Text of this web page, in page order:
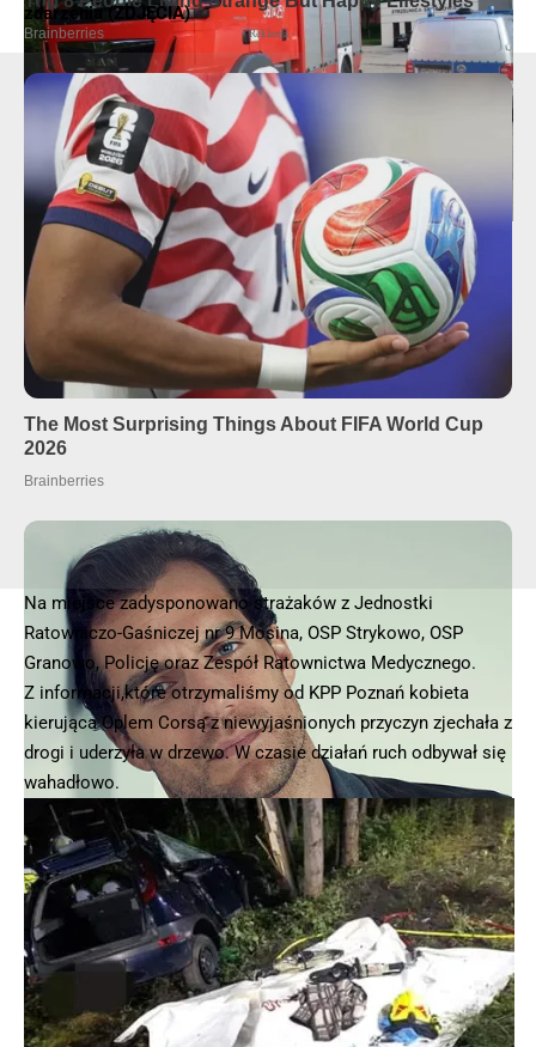
zdarzenia (ZDJĘCIA)
- Reklama -
Na miejsce zadysponowano strażaków z Jednostki
Ratowniczo-Gaśniczej nr 9 Mosina, OSP Strykowo, OSP
Granowo, Policję oraz Zespół Ratownictwa Medycznego.
Z informacji,które otrzymaliśmy od KPP Poznań kobieta
kierująca Oplem Corsą z niewyjaśnionych przyczyn zjechała z
drogi i uderzyła w drzewo. W czasie działań ruch odbywał się
wahadłowo.